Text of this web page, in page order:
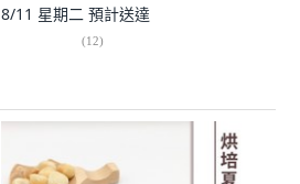
8/11 星期二 預計送達
(12)